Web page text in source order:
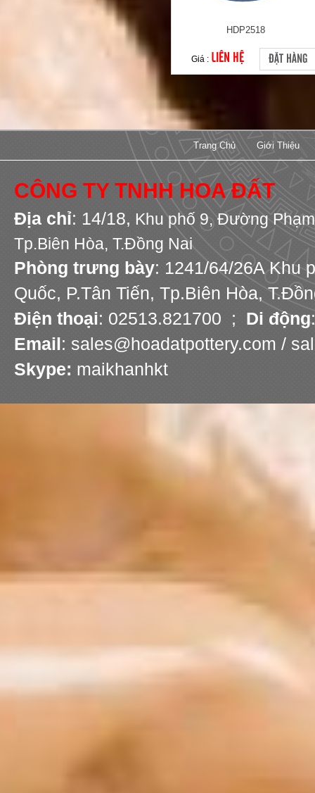
HDP2518
Giá : LIÊN HỆ ĐẶT HÀNG
Trang Chủ Giới Thiệu
CÔNG TY TNHH HOA ĐẤT
Địa chỉ: 14/18, Khu phố 9,Đường Phạm
Tp.Biên Hòa, T.Đồng Nai
Phòng trưng bày: 1241/64/26A Khu
Quốc, P.Tân Tiến, Tp.Biên Hòa,
Điện thoại: 02513.821700 ; Di động
Email: sales@hoadatpottery.com /
Skype: maikhanhkt